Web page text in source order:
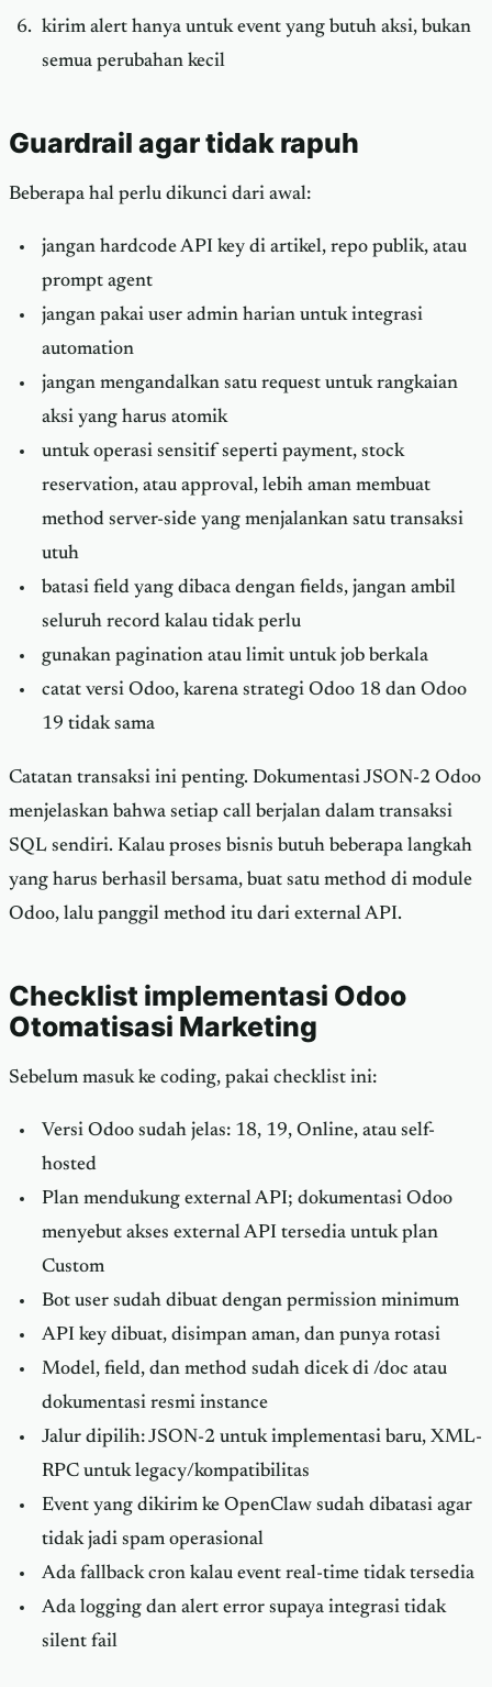
kirim alert hanya untuk event yang butuh aksi, bukan
semua perubahan kecil
Guardrail agar tidak rapuh
Beberapa hal perlu dikunci dari awal:
jangan hardcode API key di artikel, repo publik, atau
prompt agent
jangan pakai user admin harian untuk integrasi
automation
jangan mengandalkan satu request untuk rangkaian
aksi yang harus atomik
untuk operasi sensitif seperti payment, stock
reservation, atau approval, lebih aman membuat
method server-side yang menjalankan satu transaksi
utuh
batasi field yang dibaca dengan fields, jangan ambil
seluruh record kalau tidak perlu
gunakan pagination atau limit untuk job berkala
catat versi Odoo, karena strategi Odoo 18 dan Odoo
19 tidak sama
Catatan transaksi ini penting. Dokumentasi JSON-2 Odoo
menjelaskan bahwa setiap call berjalan dalam transaksi
SQL sendiri. Kalau proses bisnis butuh beberapa langkah
yang harus berhasil bersama, buat satu method di module
Odoo, lalu panggil method itu dari external API.
Checklist implementasi Odoo
Otomatisasi Marketing
Sebelum masuk ke coding, pakai checklist ini:
Versi Odoo sudah jelas: 18, 19, Online, atau self-
hosted
Plan mendukung external API; dokumentasi Odoo
menyebut akses external API tersedia untuk plan
Custom
Bot user sudah dibuat dengan permission minimum
API key dibuat, disimpan aman, dan punya rotasi
Model, field, dan method sudah dicek di /doc atau
dokumentasi resmi instance
Jalur dipilih: JSON-2 untuk implementasi baru, XML-
RPC untuk legacy/kompatibilitas
Event yang dikirim ke OpenClaw sudah dibatasi agar
tidak jadi spam operasional
Ada fallback cron kalau event real-time tidak tersedia
Ada logging dan alert error supaya integrasi tidak
silent fail